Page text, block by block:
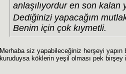
anlaşılıyordur en son kalan
Dediğinizi yapacağım
Benim için çok kıymetli.
Merhaba siz yapabileceğiniz herşeyi
kuruduysa köklerin yeşil olması pek birşey